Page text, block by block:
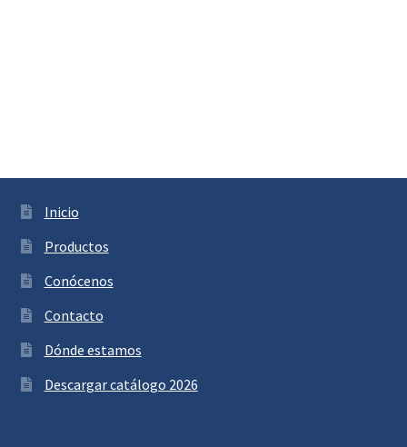
Inicio
Productos
Conócenos
Contacto
Dónde estamos
Descargar catálogo 2026